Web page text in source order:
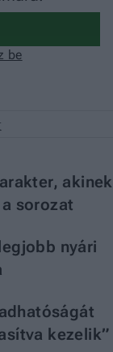
akinek
sorozat
nyári
kezelik”